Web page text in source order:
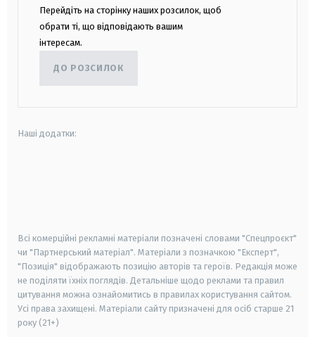
Перейдіть на сторінку наших розсилок, щоб
обрати ті, що відповідають вашим
інтересам.
ДО РОЗСИЛОК
Наші додатки:
Всі комерційні рекламні матеріали позначені словами "Спецпроєкт"
чи "Партнерський матеріал". Матеріали з позначкою "Експерт",
"Позиція" відображають позицію авторів та героїв. Редакція може
не поділяти їхніх поглядів. Детальніше щодо реклами та правил
цитування можна ознайомитись в правилах користування сайтом.
Усі права захищені. Матеріали сайту призначені для осіб старше 21
року (21+)